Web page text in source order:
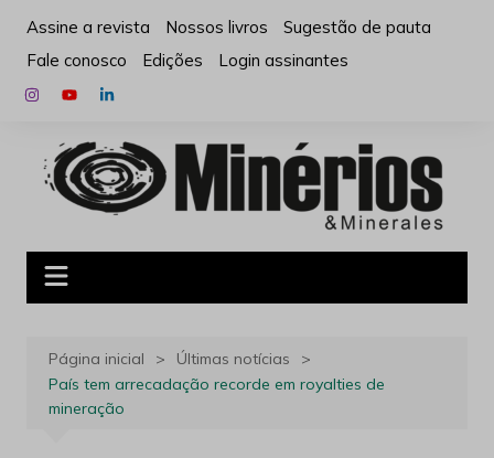
para
conteúdo
Assine a revista Nossos livros
Sugestão de pauta
Fale conosco
Edições Login assinantes
Página inicial
Últimas notícias
País tem arrecadação recorde em royalties de
mineração